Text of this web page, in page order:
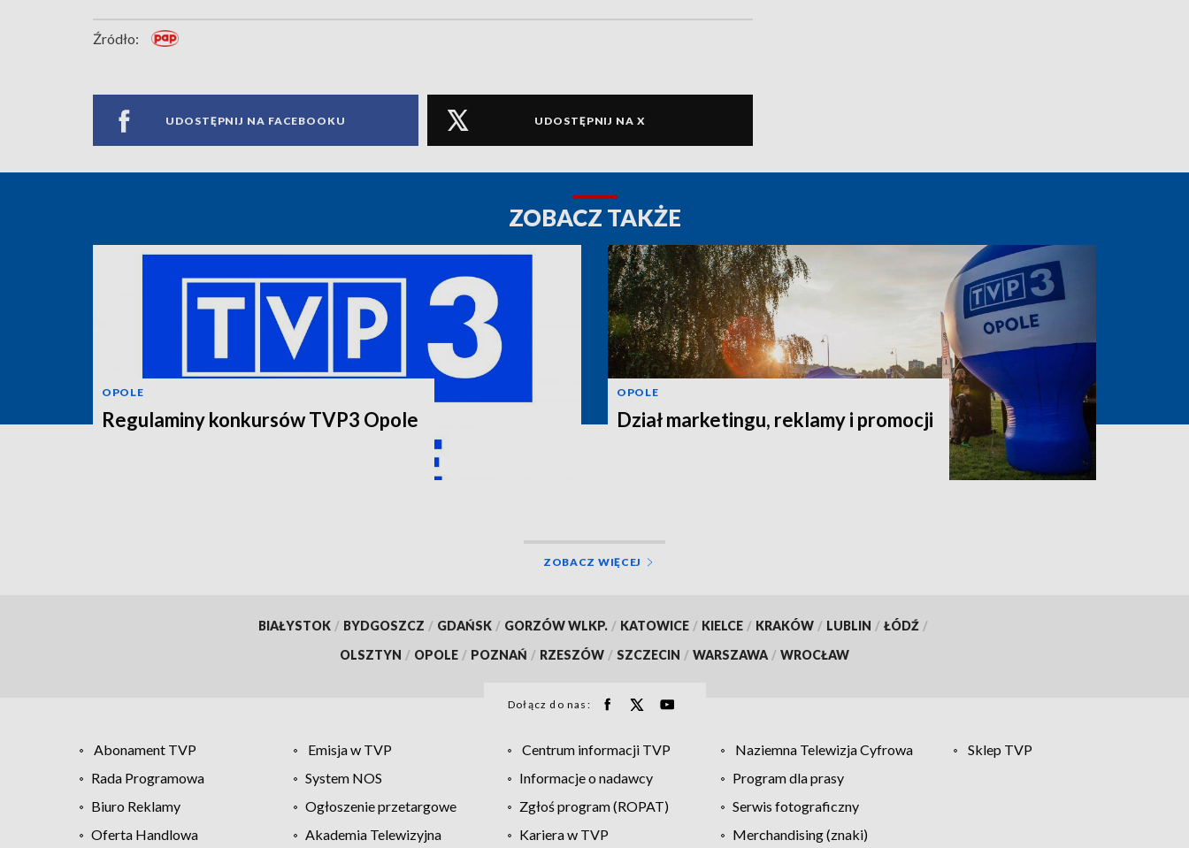
Źródło:
UDOSTĘPNIJ NA FACEBOOKU UDOSTĘPNIJ NA X
ZOBACZ TAKŻE
OPOLE
Regulaminy konkursów TVP3 Opole
OPOLE
Dział marketingu, reklamy i promocji
ZOBACZ WIĘCEJ
BIAŁYSTOK / BYDGOSZCZ / GDAŃSK / GORZÓW WLKP. / KATOWICE / KIELCE / KRAKÓW / LUBLIN / ŁÓDŹ /
OLSZTYN / OPOLE / POZNAŃ / RZESZÓW / SZCZECIN / WARSZAWA / WROCŁAW
Dołącz do nas:
Abonament TVP Emisja w TVP Centrum informacji TVP Naziemna Telewizja Cyfrowa
Sklep TVP
Rada Programowa
System NOS Informacje o nadawcy
Program dla prasy
Biuro Reklamy
Ogłoszenie przetargowe Zgłoś program (ROPAT)
Serwis fotograficzny
Oferta Handlowa
Akademia Telewizyjna Kariera w TVP Merchandising (znaki)